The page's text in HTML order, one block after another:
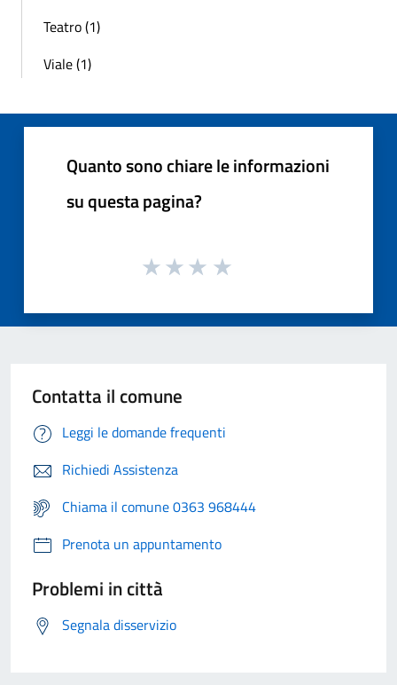
Teatro (1)
Viale (1)
Quanto sono chiare le informazioni
su questa pagina?
Contatta il comune
Leggi le domande frequenti
Richiedi Assistenza
Chiama il comune 0363 968444
Prenota un appuntamento
Problemi in città
Segnala disservizio